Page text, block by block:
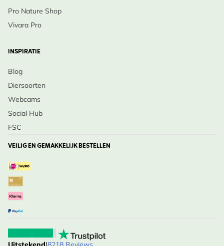
Haal een vroege zomeruitstraling in je tuin met
Margriet ‘Maikönigin’ – Bestel vandaag!
Pro Nature Shop
Vivara Pro
INSPIRATIE
Blog
Diersoorten
Webcams
Social Hub
FSC
VEILIG EN GEMAKKELIJK BESTELLEN